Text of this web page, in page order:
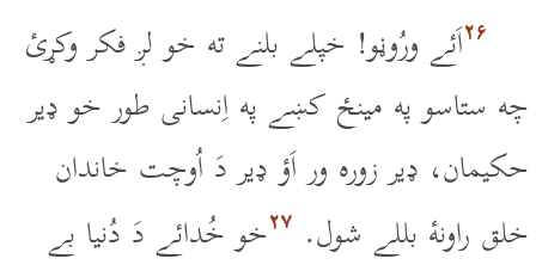
۲۶اَئے ورُوڼو! خپلے بلنے ته خو لږ فکر وکړئ
چه ستاسو په مينځ کښے په اِنسانى طور خو ډير
حکيمان، ډير زوره ور اَؤ ډير دَ اُوچت خاندان
خلق راونۀ بللے شول. ۲۷خو خُدائے دَ دُنيا بے